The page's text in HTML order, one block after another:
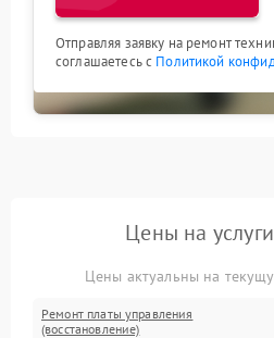
Отправляя заявку на ремонт
соглашаетесь с Политикой
Цены на
Цены актуальны на
Ремонт платы управления
(восстановление)